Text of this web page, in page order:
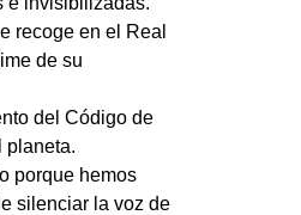
recoge en el Real
de su
del Código de
planeta.
porque hemos
silenciar la voz de